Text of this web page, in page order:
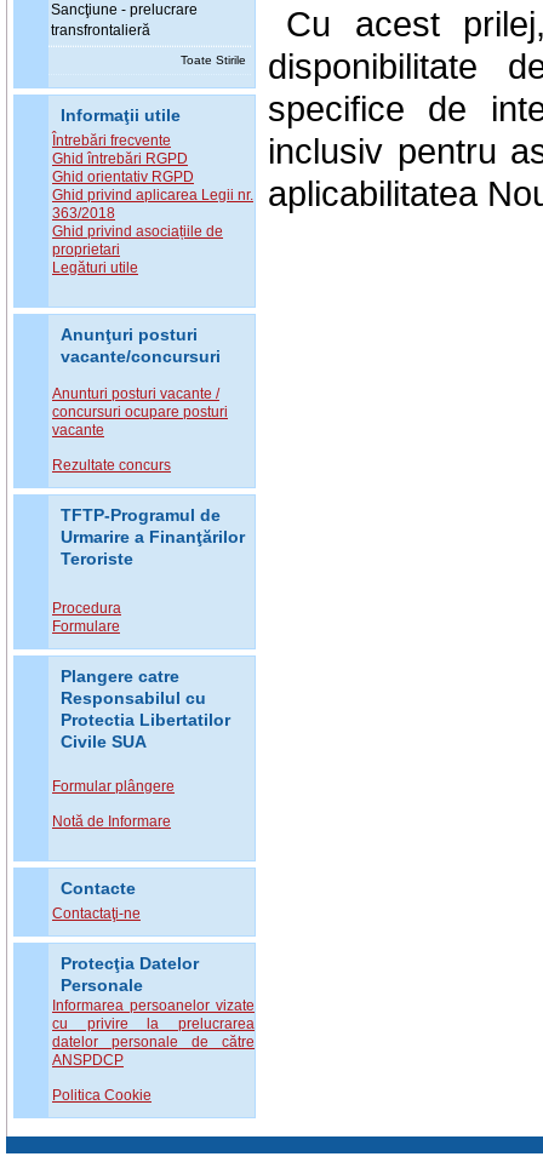
Sancţiune - prelucrare
transfrontalieră
Toate Stirile
Informaţii utile
Întrebări frecvente
Ghid întrebări RGPD
Ghid orientativ RGPD
Ghid privind aplicarea Legii nr.
363/2018
Ghid privind asociațiile de
proprietari
Legături utile
Anunţuri posturi
vacante/concursuri
Anunturi posturi vacante /
concursuri ocupare posturi
vacante
Rezultate concurs
TFTP-Programul de
Urmarire a Finanţărilor
Teroriste
Procedura
Formulare
Plangere catre
Responsabilul cu
Protectia Libertatilor
Civile SUA
Formular plângere
Notă de Informare
Contacte
Contactaţi-ne
Protecţia Datelor
Personale
Informarea persoanelor vizate
cu privire la prelucrarea
datelor personale de către
ANSPDCP
Politica Cookie
Cu acest
disponibilitate
specifice de
inclusiv pentru
aplicabilitatea